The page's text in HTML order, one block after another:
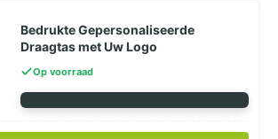
Bedrukte Gepersonaliseerde
Draagtas met Uw Logo
Op voorraad